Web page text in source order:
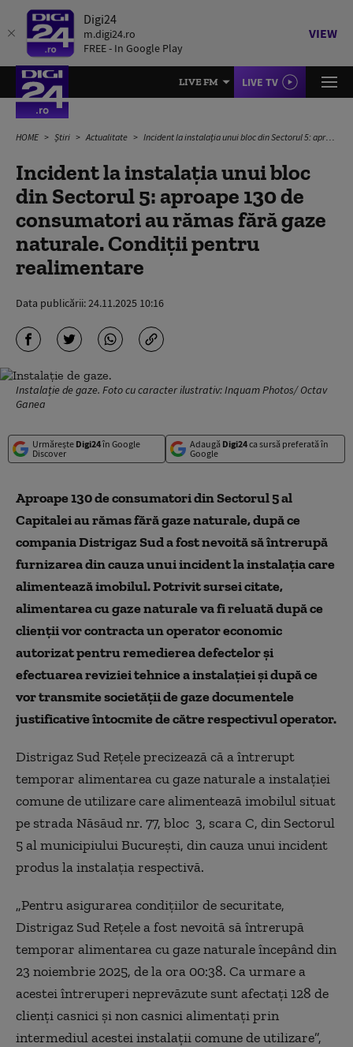
Digi24
m.digi24.ro
FREE - In Google Play
VIEW
LIVE FM LIVE TV
HOME Știri Actualitate Incident la instalația unui bloc din Sectorul 5: aproape 130 de consumatori au rămas fără gaze naturale. Condiţii pentru realimentare
Incident la instalația unui bloc
din Sectorul 5: aproape 130 de
consumatori au rămas fără gaze
naturale. Condiţii pentru
realimentare
Data publicării:24.11.2025 10:16
Instalație de gaze. Foto cu caracter ilustrativ: Inquam Photos/ Octav
Ganea
Urmărește Digi24în Google
Discover
Adaugă Digi24ca sursă preferată în
Google
Aproape 130 de consumatori din Sectorul 5 al
Capitalei au rămas fără gaze naturale, după ce
compania Distrigaz Sud a fost nevoită să întrerupă
furnizarea din cauza unui incident la instalaţia care
alimentează imobilul. Potrivit sursei citate,
alimentarea cu gaze naturale va fi reluată după ce
clienţii vor contracta un operator economic
autorizat pentru remedierea defectelor şi
efectuarea reviziei tehnice a instalaţiei şi după ce
vor transmite societăţii de gaze documentele
justificative întocmite de către respectivul operator.
Distrigaz Sud Reţele precizează că a întrerupt
temporar alimentarea cu gaze naturale a instalaţiei
comune de utilizare care alimentează imobilul situat
pe strada Năsăud nr. 77, bloc 3, scara C, din Sectorul
5 al municipiului Bucureşti, din cauza unui incident
produs la instalaţia respectivă.
„Pentru asigurarea condiţiilor de securitate,
Distrigaz Sud Reţele a fost nevoită să întrerupă
temporar alimentarea cu gaze naturale începând din
23 noiembrie 2025, de la ora 00:38. Ca urmare a
acestei întreruperi neprevăzute sunt afectaţi 128 de
clienţi casnici şi non casnici alimentaţi prin
intermediul acestei instalaţii comune de utilizare”,